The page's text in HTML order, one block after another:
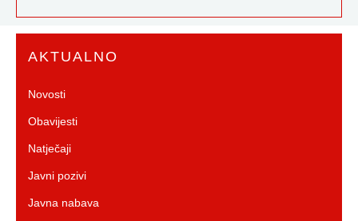
AKTUALNO
Novosti
Obavijesti
Natječaji
Javni pozivi
Javna nabava